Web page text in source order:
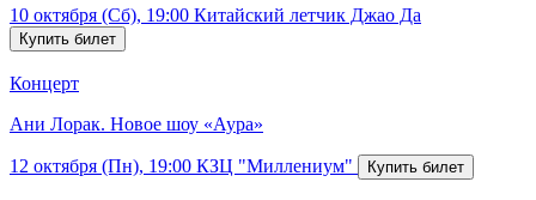
10 октября (Сб), 19:00 Китайский летчик Джао Да
Концерт
Ани Лорак. Новое шоу «Аура»
12 октября (Пн), 19:00 КЗЦ "Миллениум"